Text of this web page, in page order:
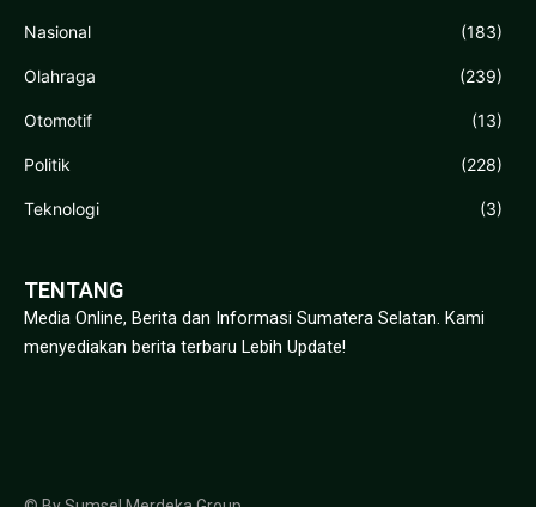
Nasional (183)
Olahraga (239)
Otomotif (13)
Politik (228)
Teknologi (3)
TENTANG
Media Online, Berita dan Informasi Sumatera Selatan. Kami
menyediakan berita terbaru Lebih Update!